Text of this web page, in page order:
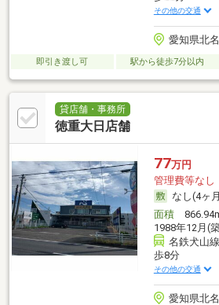
その他の交通
愛知県北
即引き渡し可 駅から徒歩7分以内
貸店舗・事務所
徳重大日店舗
77万円
管理費等なし
なし(4ヶ
面積
1988年12月(
名鉄犬山
歩8分
その他の交通
愛知県北